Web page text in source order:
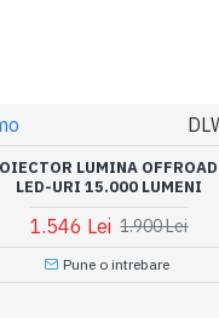
LUMINA
LED-URI 15.000 LUMENI
1.546 Lei 1.900 Lei
Pune o intrebare